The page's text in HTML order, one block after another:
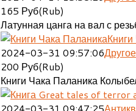
165 Руб(Rub)
Латунная цанга на вал с
2024-03-31 09:57:06
200 Руб(Rub)
Книги Чака Паланика
2024-03-31 09:47:25